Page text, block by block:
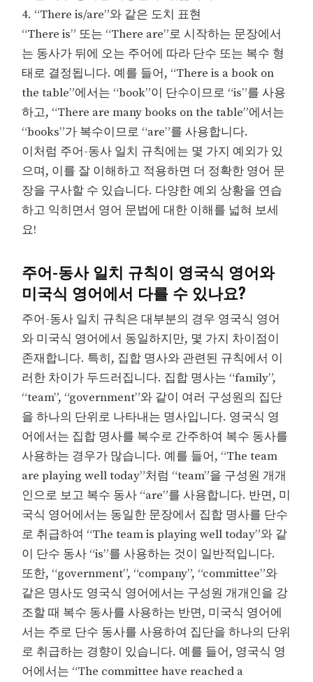
4. “There is/are”와 같은 도치 표현
“There is” 또는 “There are”로 시작하는 문장에서
는 동사가 뒤에 오는 주어에 따라 단수 또는 복수 형
태로 결정됩니다. 예를 들어, “There is a book on
the table”에서는 “book”이 단수이므로 “is”를 사용
하고, “There are many books on the table”에서는
“books”가 복수이므로 “are”를 사용합니다.
이처럼 주어-동사 일치 규칙에는 몇 가지 예외가 있
으며, 이를 잘 이해하고 적용하면 더 정확한 영어 문
장을 구사할 수 있습니다. 다양한 예외 상황을 연습
하고 익히면서 영어 문법에 대한 이해를 넓혀 보세
요!
주어-동사 일치 규칙이 영국식 영어와
미국식 영어에서 다를 수 있나요?
주어-동사 일치 규칙은 대부분의 경우 영국식 영어
와 미국식 영어에서 동일하지만, 몇 가지 차이점이
존재합니다. 특히, 집합 명사와 관련된 규칙에서 이
러한 차이가 두드러집니다. 집합 명사는 “family”,
“team”, “government”와 같이 여러 구성원의 집단
을 하나의 단위로 나타내는 명사입니다. 영국식 영
어에서는 집합 명사를 복수로 간주하여 복수 동사를
사용하는 경우가 많습니다. 예를 들어, “The team
are playing well today”처럼 “team”을 구성원 개개
인으로 보고 복수 동사 “are”를 사용합니다. 반면, 미
국식 영어에서는 동일한 문장에서 집합 명사를 단수
로 취급하여 “The team is playing well today”와 같
이 단수 동사 “is”를 사용하는 것이 일반적입니다.
또한, “government”, “company”, “committee”와
같은 명사도 영국식 영어에서는 구성원 개개인을 강
조할 때 복수 동사를 사용하는 반면, 미국식 영어에
서는 주로 단수 동사를 사용하여 집단을 하나의 단위
로 취급하는 경향이 있습니다. 예를 들어, 영국식 영
어에서는 “The committee have reached a